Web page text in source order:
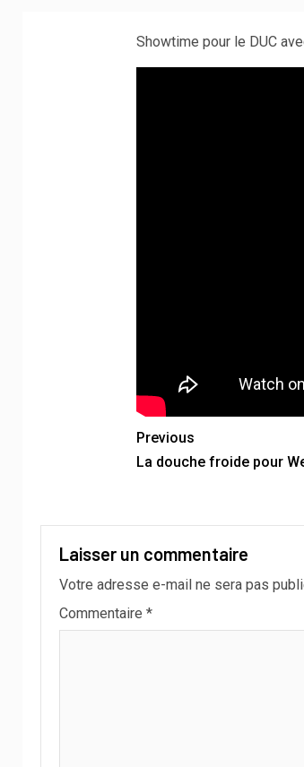
Showtime pour le DUC
Previous
La douche froide pour
Laisser un commentaire
Votre adresse e-mail ne sera pas
Commentaire *